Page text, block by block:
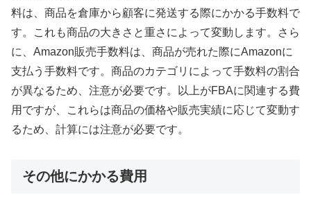
料は、商品を倉庫から顧客に発送する際にかかる手数料で
す。これも商品の大きさと重さによって変動します。さら
に、Amazon販売手数料は、商品が売れた際にAmazonに
支払う手数料です。商品のカテゴリによって手数料の割合
が異なるため、注意が必要です。以上がFBAに関連する費
用ですが、これらは商品の価格や販売実績に応じて変動す
るため、計算には注意が必要です。
その他にかかる費用